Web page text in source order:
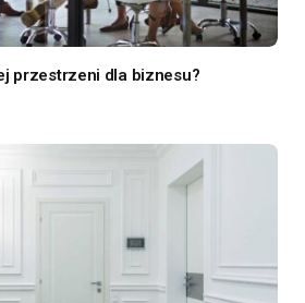
przestrzeni dla biznesu?